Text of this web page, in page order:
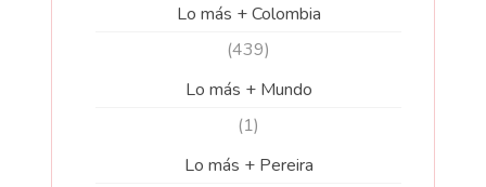
Lo más + Colombia
(439)
Lo más + Mundo
(1)
Lo más + Pereira